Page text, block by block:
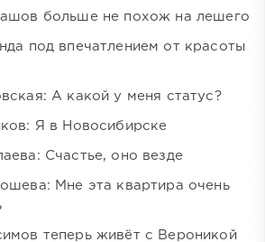
больше не похож на лешего
под впечатлением от красоты
А какой у меня статус?
Я в Новосибирске
Счастье, оно везде
Мне эта квартира очень
теперь живёт с Вероникой